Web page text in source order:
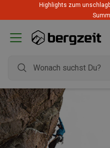
Highlights zum